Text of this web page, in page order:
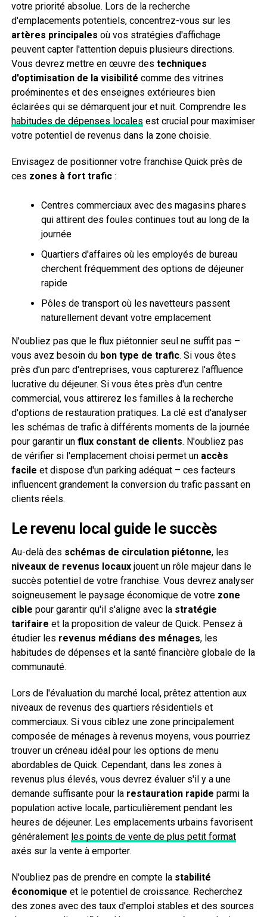
votre priorité absolue. Lors de la recherche
d'emplacements potentiels, concentrez-vous sur les
artères principales où vos stratégies d'affichage
peuvent capter l'attention depuis plusieurs directions.
Vous devrez mettre en œuvre des techniques
d'optimisation de la visibilité comme des vitrines
proéminentes et des enseignes extérieures bien
éclairées qui se démarquent jour et nuit. Comprendre les
habitudes de dépenses locales est crucial pour maximiser
votre potentiel de revenus dans la zone choisie.
Envisagez de positionner votre franchise Quick près de
ces zones à fort trafic:
Centres commerciaux avec des magasins phares
qui attirent des foules continues tout au long de la
journée
Quartiers d'affaires où les employés de bureau
cherchent fréquemment des options de déjeuner
rapide
Pôles de transport où les navetteurs passent
naturellement devant votre emplacement
N'oubliez pas que le flux piétonnier seul ne suffit pas –
vous avez besoin du bon type de trafic. Si vous êtes
près d'un parc d'entreprises, vous capturerez l'affluence
lucrative du déjeuner. Si vous êtes près d'un centre
commercial, vous attirerez les familles à la recherche
d'options de restauration pratiques. La clé est d'analyser
les schémas de trafic à différents moments de la journée
pour garantir un flux constant de clients. N'oubliez pas
de vérifier si l'emplacement choisi permet un accès
facile et dispose d'un parking adéquat – ces facteurs
influencent grandement la conversion du trafic passant en
clients réels.
Le revenu local guide le succès
Au-delà des schémas de circulation piétonne, les
niveaux de revenus locauxjouent un rôle majeur dans le
succès potentiel de votre franchise. Vous devrez analyser
soigneusement le paysage économique de votre zone
cible pour garantir qu'il s'aligne avec la stratégie
tarifaire et la proposition de valeur de Quick. Pensez à
étudier les revenus médians des ménages, les
habitudes de dépenses et la santé financière globale de la
communauté.
Lors de l'évaluation du marché local, prêtez attention aux
niveaux de revenus des quartiers résidentiels et
commerciaux. Si vous ciblez une zone principalement
composée de ménages à revenus moyens, vous pourriez
trouver un créneau idéal pour les options de menu
abordables de Quick. Cependant, dans les zones à
revenus plus élevés, vous devrez évaluer s'il y a une
demande suffisante pour la restauration rapide parmi la
population active locale, particulièrement pendant les
heures de déjeuner. Les emplacements urbains favorisent
généralement les points de vente de plus petit format
axés sur la vente à emporter.
N'oubliez pas de prendre en compte la stabilité
économique et le potentiel de croissance. Recherchez
des zones avec des taux d'emploi stables et des sources